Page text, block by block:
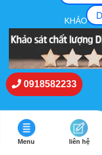
KHẢO
0918582233
Menu liên hệ